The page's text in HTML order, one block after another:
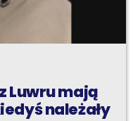
Luwru mają
należały